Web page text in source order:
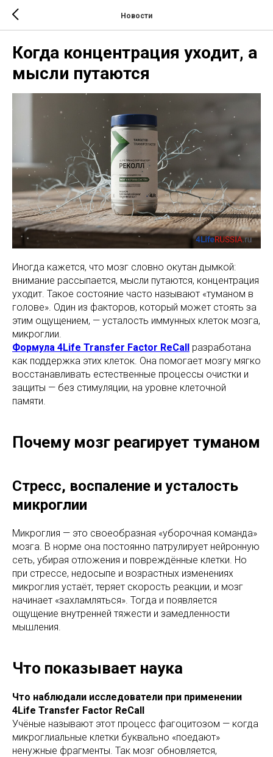
Новости
Когда концентрация уходит, а
мысли путаются
Иногда кажется, что мозг словно окутан дымкой:
внимание рассыпается, мысли путаются, концентрация
уходит. Такое состояние часто называют «туманом в
голове». Один из факторов, который может стоять за
этим ощущением, — усталость иммунных клеток мозга,
микроглии.
Формула 4Life Transfer Factor ReCall разработана
как поддержка этих клеток. Она помогает мозгу мягко
восстанавливать естественные процессы очистки и
защиты — без стимуляции, на уровне клеточной
памяти.
Почему мозг реагирует туманом
Стресс, воспаление и усталость
микроглии
Микроглия — это своеобразная «уборочная команда»
мозга. В норме она постоянно патрулирует нейронную
сеть, убирая отложения и повреждённые клетки. Но
при стрессе, недосыпе и возрастных изменениях
микроглия устаёт, теряет скорость реакции, и мозг
начинает «захламляться». Тогда и появляется
ощущение внутренней тяжести и замедленности
мышления.
Что показывает наука
Что наблюдали исследователи при применении
4Life Transfer Factor ReCall
Учёные называют этот процесс фагоцитозом — когда
микроглиальные клетки буквально «поедают»
ненужные фрагменты. Так мозг обновляется,